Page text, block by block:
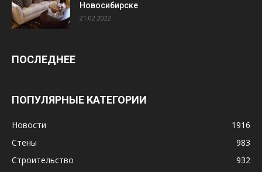
Новосибирске
21.02.2022
ПОСЛЕДНЕЕ
ПОПУЛЯРНЫЕ КАТЕГОРИИ
Новости
1916
Стены
983
Строительство
932